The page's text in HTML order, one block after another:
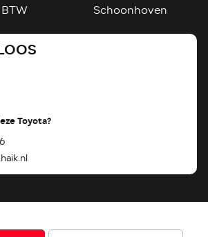
BTW Schoonhoven
Toyota?